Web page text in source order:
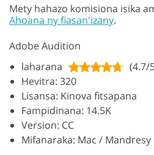
Mety hahazo komisiona isika
Ahoana ny fiasan'izany.
Adobe Audition
laharana
(4.7/
Hevitra: 320
Lisansa: Kinova fitsapana
Fampidinana: 14.5K
Version: CC
Mifanaraka: Mac / Mandresy